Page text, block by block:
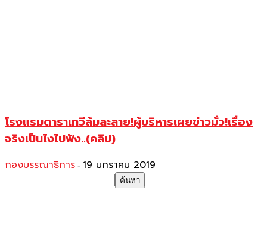
โรงแรมดาราเทวีล้มละลาย!ผู้บริหารเผยข่าวมั่ว!เรื่อง
จริงเป็นไงไปฟัง..(คลิป)
กองบรรณาธิการ - 19 มกราคม 2019